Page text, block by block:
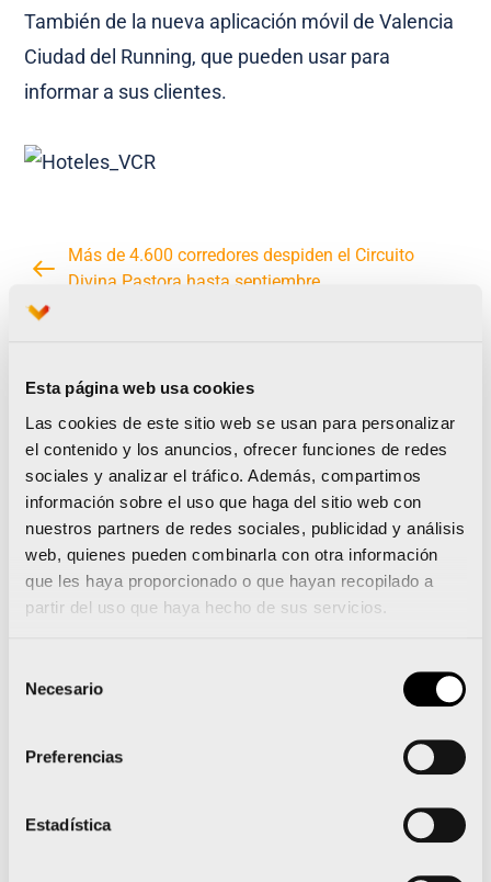
Esta página web usa cookies
Las cookies de este sitio web se usan para personalizar
el contenido y los anuncios, ofrecer funciones de redes
sociales y analizar el tráfico. Además, compartimos
información sobre el uso que haga del sitio web con
nuestros partners de redes sociales, publicidad y análisis
web, quienes pueden combinarla con otra información
que les haya proporcionado o que hayan recopilado a
partir del uso que haya hecho de sus servicios.
Necesario
Preferencias
Estadística
También de la nueva aplicación móvil de Valencia
Ciudad del Running, que pueden usar para
informar a sus clientes.
Más de 4.600 corredores despiden el Circuito
Divina Pastora hasta septiembre
Noticias relacionadas
La 15K Nocturna Valencia
sostenible e inspirada en